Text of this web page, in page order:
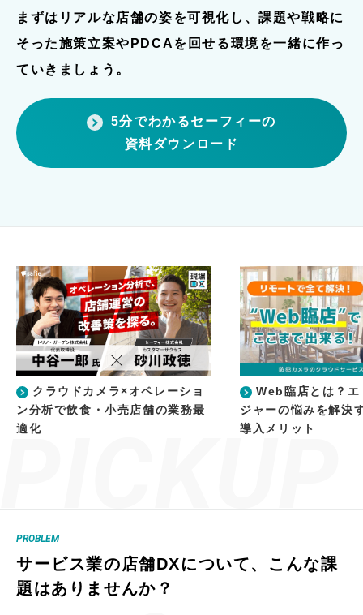
まずはリアルな店舗の姿を可視化し、課題や戦略に
そった施策立案やPDCAを回せる環境を一緒に作っ
ていきましょう。
5分でわかるセーフィーの
資料ダウンロード
クラウドカメラ×オペレーショ
ン分析で飲食・小売店舗の業務最
適化
Web臨店とは？エ
ジャーの悩みを解決
導入メリット
PROBLEM
サービス業の店舗DXについて、こんな課
題はありませんか？